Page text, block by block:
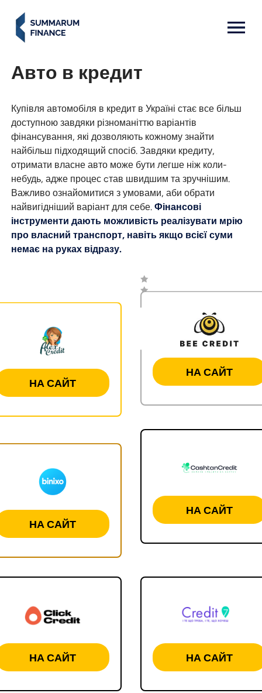
Авто в кредит
Купівля автомобіля в кредит в Україні стає все більш
доступною завдяки різноманіттю варіантів
фінансування, які дозволяють кожному знайти
найбільш підходящий спосіб. Завдяки кредиту,
отримати власне авто може бути легше ніж коли-
небудь, адже процес cтав швидшим та зручнішим.
Важливо ознайомитися з умовами, аби обрати
найвигідніший варіант для себе.Фінансові
інструменти дають можливість реалізувати мрію
про власний транспорт, навіть якщо всієї суми
немає на руках відразу.
НА САЙТ
НА САЙТ
НА САЙТ
НА САЙТ
НА САЙТ НА САЙТ